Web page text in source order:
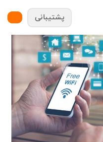
پشتیبانی